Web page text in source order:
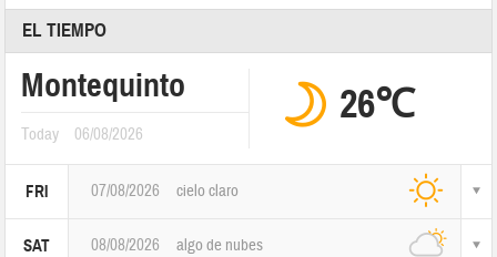
EL TIEMPO
Montequinto
Today 06/08/2026
26℃
FRI 07/08/2026 cielo claro
SAT 08/08/2026 algo de nubes